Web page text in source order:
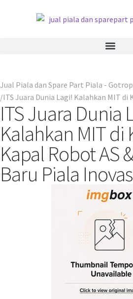
Jual Piala dan Spare Part Piala -
ITS Juara Dunia Lagi! Kalahkan MIT
ITS Juara Dunia
Kalahkan MIT di
Kapal Robot AS
Baru Piala